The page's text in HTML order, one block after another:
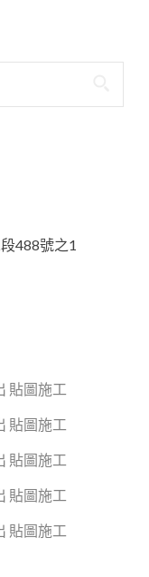
488號之1
貼圖施工
貼圖施工
貼圖施工
貼圖施工
貼圖施工